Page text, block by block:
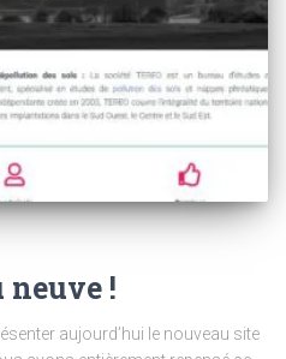
neuve !
aujourd’hui le nouveau site